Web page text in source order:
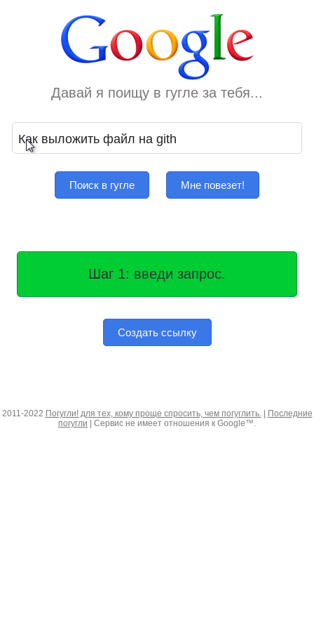
Давай я поищу в гугле за тебя...
Поиск в гугле Мне повезет!
Шаг 1: введи запрос.
Создать ссылку
2011-2022 Погугли! для тех, кому проще спросить, чем погуглить.|
Последние
погугли | Сервис не имеет отношения к Google™.